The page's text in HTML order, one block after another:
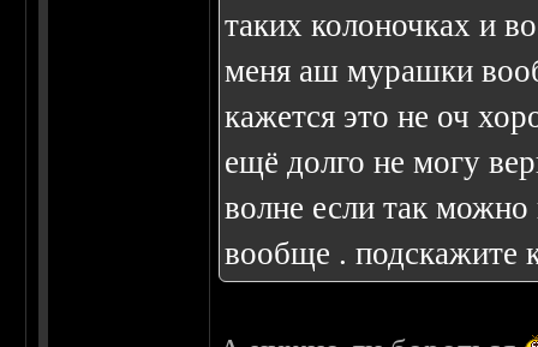
таких колоночках и
меня аш мурашки
кажется это не оч
ещё долго не могу
волне если так можно
вообще . подскажите